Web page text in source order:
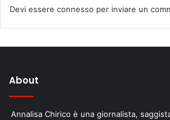
Devi essere connesso per inviare un
About
Annalisa Chirico è una giornalista,